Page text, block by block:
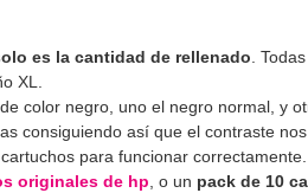
es la cantidad de rellenado. Todas
XL.
color negro, uno el negro normal, y
consiguiendo así que el contraste
para funcionar correctamente.
originales de hp, o un pack de 10